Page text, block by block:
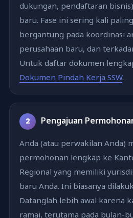
dukungan, pendaftaran
baru. Fase ini sering kali
bergantung pada koordinasi
perusahaan baru, dan
Untuk daftar dokumen
Dokumen Pindah Kerja SSW.
2 Pengajuan
Anda (atau perwakilan Anda)
permohonan lengkap ke
Regional yang memiliki
baru Anda. Ini biasanya
Datanglah lebih awal karena
ramai, terutama pada bulan-